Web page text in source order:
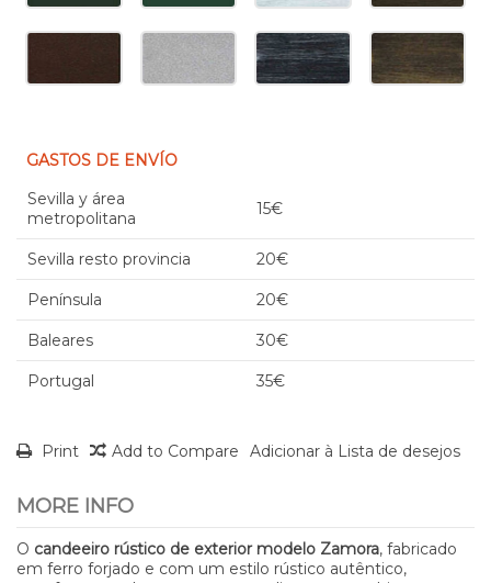
GASTOS DE ENVÍO
Sevilla y área
metropolitana
15€
Sevilla resto provincia 20€
Península 20€
Baleares 30€
Portugal 35€
Print Add to Compare Adicionar à Lista de desejos
MORE INFO
O candeeiro rústico de exterior modelo Zamora, fabricado
em ferro forjado e com um estilo rústico autêntico,